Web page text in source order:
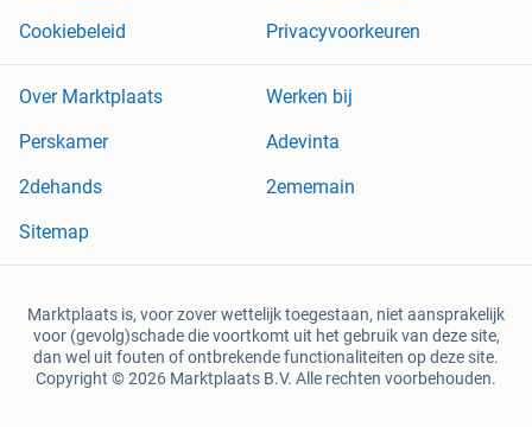
Cookiebeleid
Privacyvoorkeuren
Over Marktplaats
Werken bij
Perskamer
Adevinta
2dehands
2ememain
Sitemap
Marktplaats is, voor zover wettelijk toegestaan, niet aansprakelijk
voor (gevolg)schade die voortkomt uit het gebruik van deze site,
dan wel uit fouten of ontbrekende functionaliteiten op deze site.
Copyright © 2026 Marktplaats B.V. Alle rechten voorbehouden.